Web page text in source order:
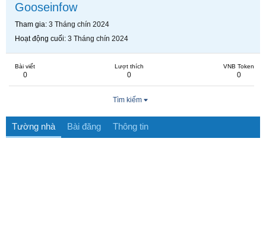
Gooseinfow
Tham gia 3 Tháng chín 2024
Hoạt động cuối 3 Tháng chín 2024
Bài viết
0
Lượt thích
0
VNB Token
0
Tìm kiếm
Tường nhà Bài đăng Thông tin